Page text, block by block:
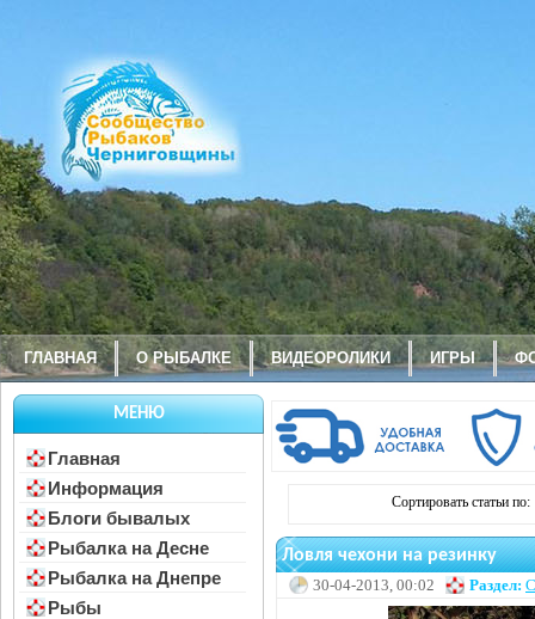
ГЛАВНАЯ О РЫБАЛКЕ ВИДЕОРОЛИКИ ИГРЫ
МЕНЮ
Главная
Информация
Блоги бывалых
Рыбалка на Десне
Рыбалка на Днепре
Рыбы
Сортировать статьи по:
Ловля чехони на резинку
30-04-2013, 00:02 Раздел: